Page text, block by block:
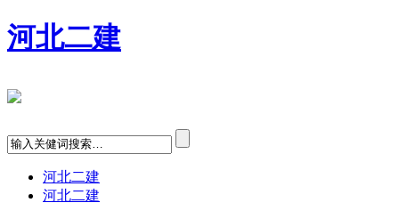
河北二建
河北二建
河北二建